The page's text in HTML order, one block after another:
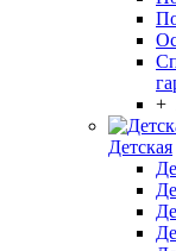
+
Детская